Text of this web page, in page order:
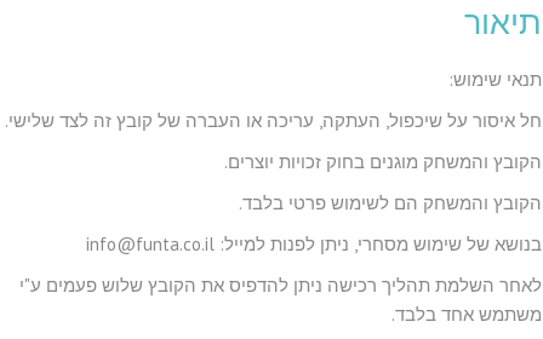
תיאור
תנאי שימוש:
חל איסור על שיכפול, העתקה, עריכה או העברה של קובץ זה לצד שלישי.
הקובץ והמשחק מוגנים בחוק זכויות יוצרים.
הקובץ והמשחק הם לשימוש פרטי בלבד.
בנושא של שימוש מסחרי, ניתן לפנות למייל: info@funta.co.il
לאחר השלמת תהליך רכישה ניתן להדפיס את הקובץ שלוש פעמים ע"י
משתמש אחד בלבד.